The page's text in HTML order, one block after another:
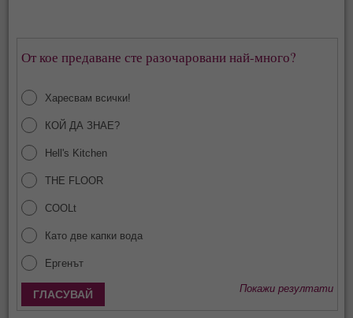
От кое предаване сте разочаровани най-много?
Харесвам всички!
КОЙ ДА ЗНАЕ?
Hell's Kitchen
THE FLOOR
COOLt
Като две капки вода
Ергенът
Покажи резултати